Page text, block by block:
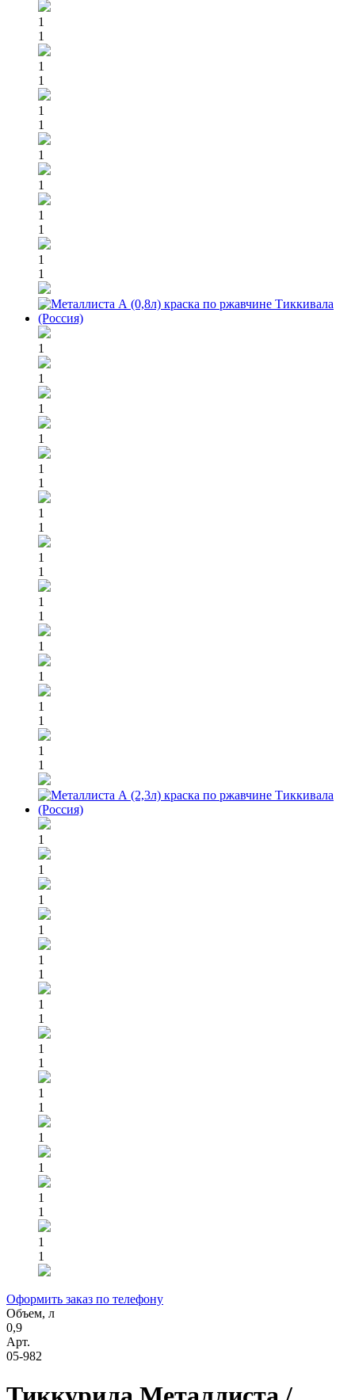
1
1
1
1
1
1
1
1
1
1
1
1
1
1
1
1
1
1
1
1
1
1
1
1
1
1
1
1
1
1
1
1
1
1
1
1
1
1
1
1
1
1
1
1
1
1
1
1
Оформить заказ по телефону
Объем, л
0,9
Арт.
05-982